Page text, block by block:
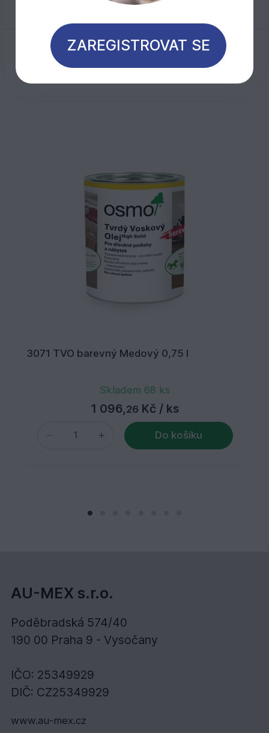
Mohlo by Vás zajímat
3071 TVO barevný Medový 0,75 l
Skladem 68 ks
1 096,26 Kč / ks
Do košíku
AU-MEX s.r.o.
Poděbradská 574/40
190 00 Praha 9 - Vysočany
IČO: 25349929
DIČ: CZ25349929
www.au-mex.cz
ZAREGISTROVAT SE